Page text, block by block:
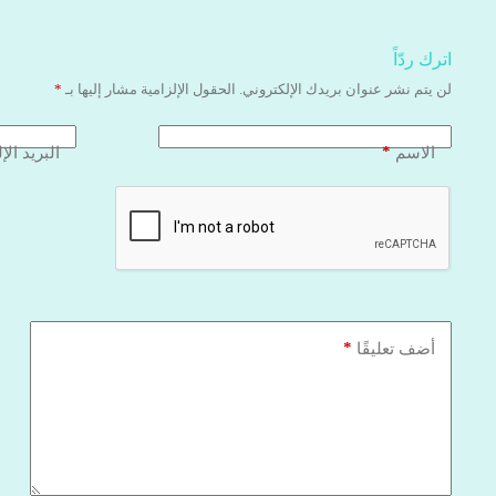
اترك ردّاً
لن يتم نشر عنوان بريدك الإلكتروني. الحقول الإلزامية مشار إليها بـ *
الاسم* البريد
أضف تعليقًا *